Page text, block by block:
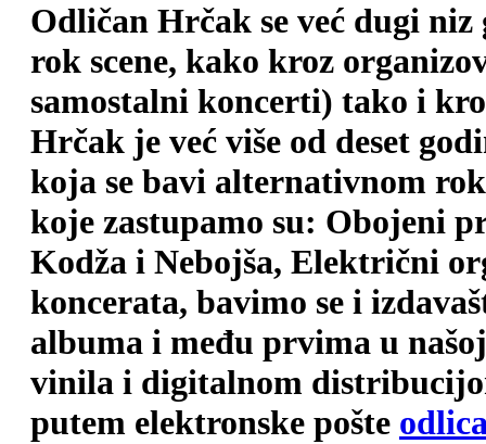
Odličan Hrčak se već dugi
rok scene, kako kroz
samostalni koncerti) tako i
Hrčak je već više od deset
koja se bavi alternativnom
koje zastupamo su: Obojeni
Kodža i Nebojša, Električni
koncerata, bavimo se i
albuma i među prvima u
vinila i digitalnom
putem elektronske pošte